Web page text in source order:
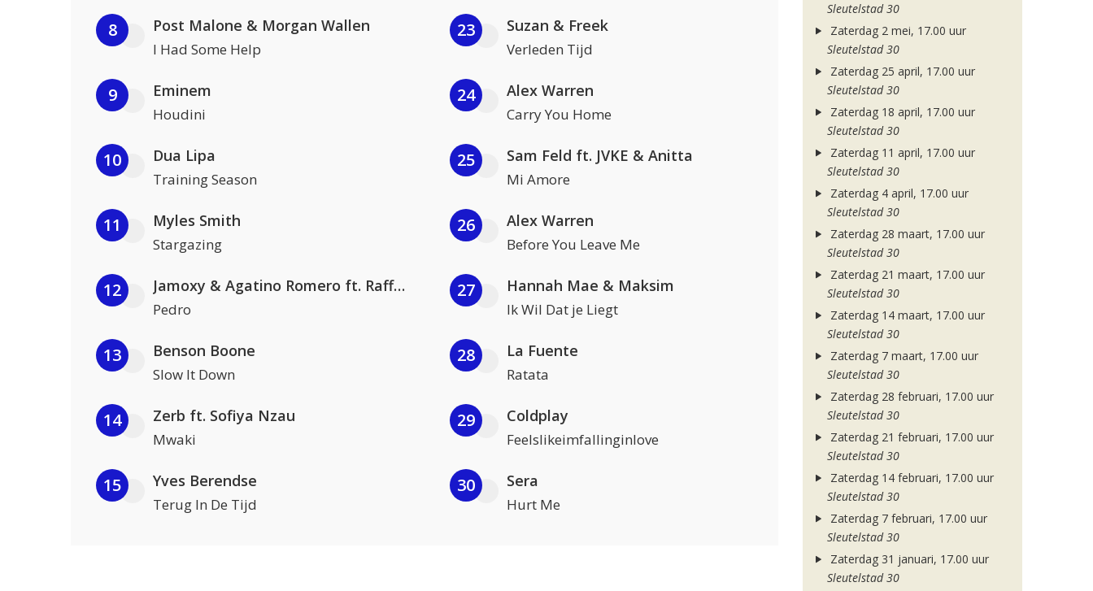
8 Post Malone & Morgan Wallen
I Had Some Help
9 Eminem
Houdini
10 Dua Lipa
Training Season
11 Myles Smith
Stargazing
12 Jamoxy & Agatino Romero ft. Raffaella Carrà
Pedro
13 Benson Boone
Slow It Down
14 Zerb ft. Sofiya Nzau
Mwaki
15 Yves Berendse
Terug In De Tijd
23 Suzan & Freek
Verleden Tijd
24 Alex Warren
Carry You Home
25 Sam Feld ft. JVKE & Anitta
Mi Amore
26 Alex Warren
Before You Leave Me
27 Hannah Mae & Maksim
Ik Wil Dat je Liegt
28 La Fuente
Ratata
29 Coldplay
Feelslikeimfallinginlove
30 Sera
Hurt Me
Sleutelstad 30
Zaterdag 2 mei, 17.00 uur
Sleutelstad 30
Zaterdag 25 april, 17.00 uur
Sleutelstad 30
Zaterdag 18 april, 17.00 uur
Sleutelstad 30
Zaterdag 11 april, 17.00 uur
Sleutelstad 30
Zaterdag 4 april, 17.00 uur
Sleutelstad 30
Zaterdag 28 maart, 17.00 uur
Sleutelstad 30
Zaterdag 21 maart, 17.00 uur
Sleutelstad 30
Zaterdag 14 maart, 17.00 uur
Sleutelstad 30
Zaterdag 7 maart, 17.00 uur
Sleutelstad 30
Zaterdag 28 februari, 17.00 uur
Sleutelstad 30
Zaterdag 21 februari, 17.00 uur
Sleutelstad 30
Zaterdag 14 februari, 17.00 uur
Sleutelstad 30
Zaterdag 7 februari, 17.00 uur
Sleutelstad 30
Zaterdag 31 januari, 17.00 uur
Sleutelstad 30